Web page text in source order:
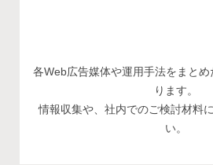
各Web広告媒体や運用手法をまと
ります。
情報収集や、社内でのご検討材料
い。